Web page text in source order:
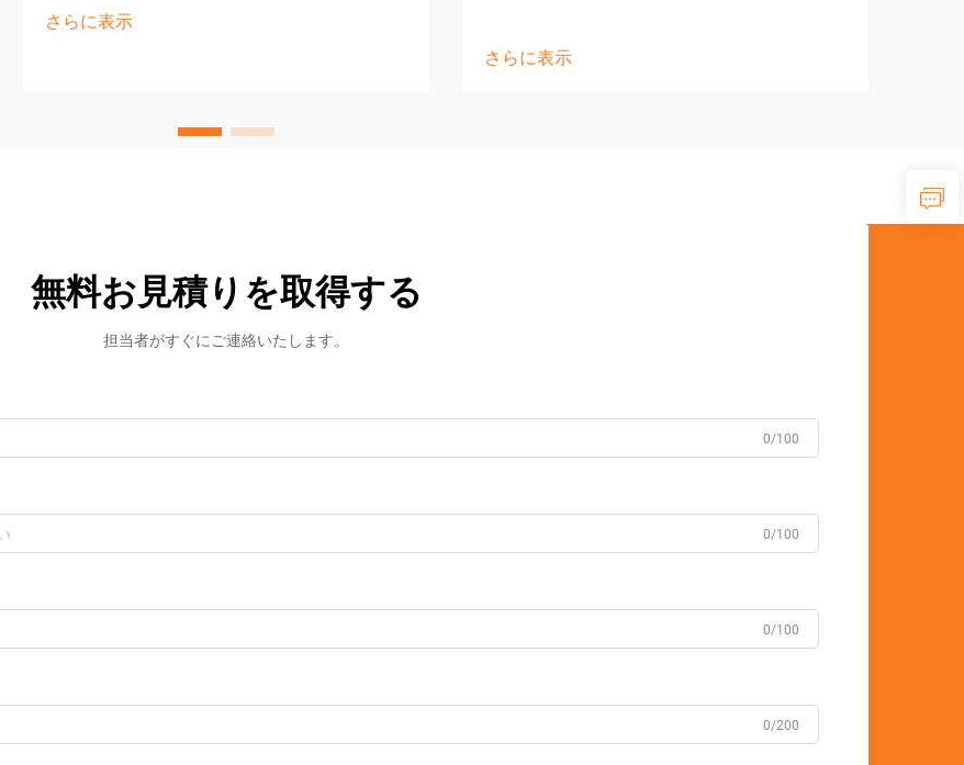
さらに表示
さらに表示
無料お見積りを取得する
担当者がすぐにご連絡いたします。
0/100
0/100
0/100
0/200